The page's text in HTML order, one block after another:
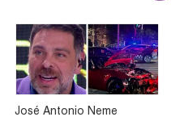
José Antonio Neme